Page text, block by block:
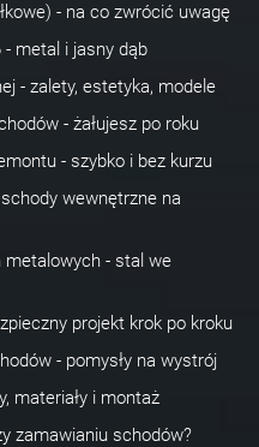
- na co zwrócić uwagę
metal i jasny dąb
- zalety, estetyka, modele
- żałujesz po roku
- szybko i bez kurzu
wewnętrzne na
metalowych - stal we
projekt krok po kroku
- pomysły na wystrój
materiały i montaż
zamawianiu schodów?